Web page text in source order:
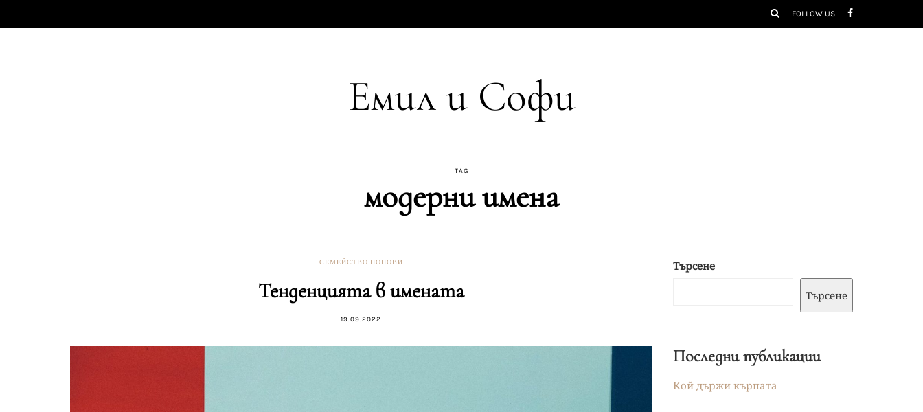
FOLLOW US
Емил и Софи
TAG
модерни имена
СЕМЕЙСТВО ПОПОВИ
Тенденцията в имената
19.09.2022
Търсене
Търсене
Последни публикации
Кой държи кърпата